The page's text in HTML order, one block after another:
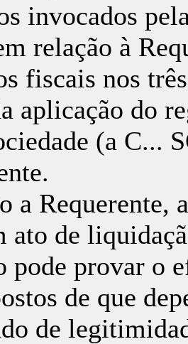
invocados
relação à
fiscais nos
aplicação do
(a C...
a Requerente,
ato de
pode provar o
de que
de